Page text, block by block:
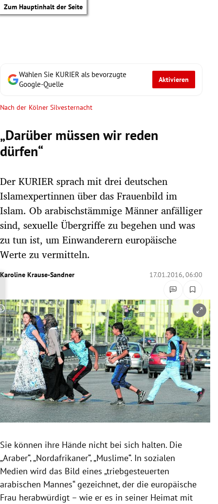
Zum Hauptinhalt der Seite
Untermenü
Untermenü
Untermenü
Untermenü
Untermenü
Untermenü
Untermenü
Untermenü
Untermenü
Untermenü
Wählen Sie KURIER als bevorzugte
Google-Quelle
Aktivieren
Nach der Kölner Silvesternacht
„Darüber müssen wir reden
dürfen“
Der KURIER sprach mit drei deutschen
Islamexpertinnen über das Frauenbild im
Islam. Ob arabischstämmige Männer anfälliger
sind, sexuelle Übergriffe zu begehen und was
zu tun ist, um Einwanderern europäische
Werte zu vermitteln.
Karoline Krause-Sandner 17.01.2016, 06:00
Copyright-Hinweis öffnen/schließen
Sie können ihre Hände nicht bei sich halten. Die
„Araber“, „Nordafrikaner“, „Muslime“. In sozialen
Medien wird das Bild eines „triebgesteuerten
arabischen Mannes“ gezeichnet, der die europäische
Frau herabwürdigt – wie er es in seiner Heimat mit